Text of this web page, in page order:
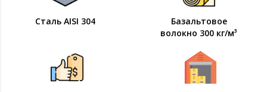
Сталь AISI 304
Базальтовое
волокно 300 кг/м³